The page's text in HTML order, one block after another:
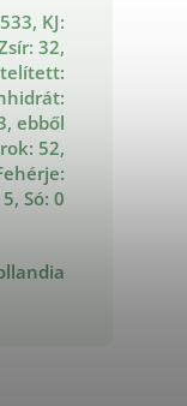
KJ:
32,
ebből
52,
5, Só: 0